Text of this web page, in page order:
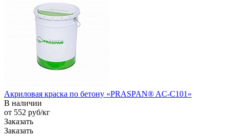
Акриловая краска по бетону «PRASPAN® AC-C101»
В наличии
от 552 руб/кг
Заказать
Заказать